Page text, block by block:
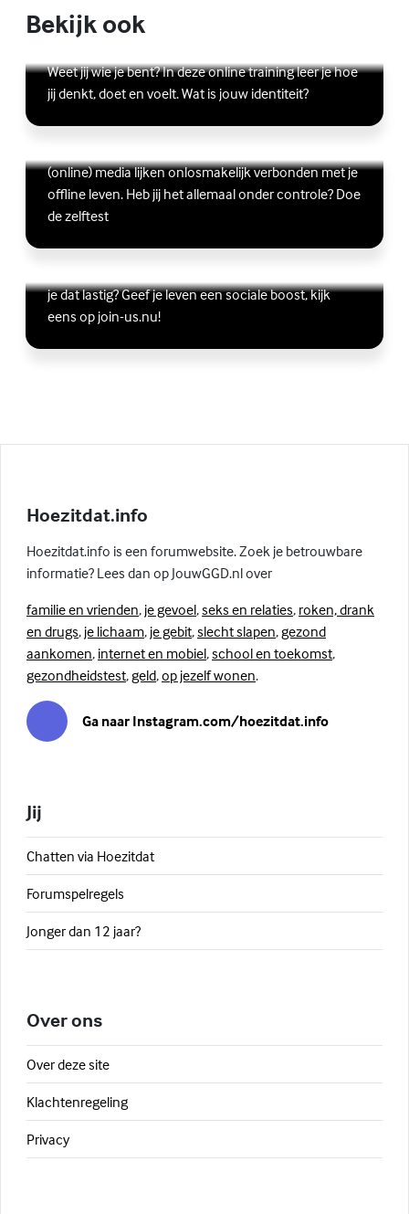
Bekijk ook
Online zelfhulptraining - Wie ben ik?
Weet jij wie je bent? In deze online training leer je hoe
jij denkt, doet en voelt. Wat is jouw identiteit?
Lees meer over Online zelfhulptraining - Wie ben ik?
(Externe link)
Ben jij digitaal in balans?
(online) media lijken onlosmakelijk verbonden met je
offline leven. Heb jij het allemaal onder controle? Doe
de zelftest
Lees meer over Ben jij digitaal in balans?
(Externe link)
Vriendschap
je dat lastig? Geef je leven een sociale boost, kijk
eens op join-us.nu!
Lees meer over Vriendschap
(Externe link)
Hoezitdat.info
Hoezitdat.info is een forumwebsite. Zoek je betrouwbare
informatie? Lees dan op JouwGGD.nl over
familie en vrienden, je gevoel,seks en relaties, roken, drank
en drugs, je lichaam, je gebit,slecht slapen, gezond
aankomen, internet en mobiel,school en toekomst,
gezondheidstest, geld,op jezelf wonen.
Ga naar Instagram.com/hoezitdat.info
Jij
Chatten via Hoezitdat
Forumspelregels
Jonger dan 12 jaar?
Over ons
Over deze site
Klachtenregeling
Privacy